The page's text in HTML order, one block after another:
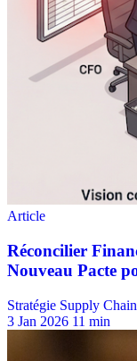
Stratégie Supply Chain
3 Jan 2026 11 min